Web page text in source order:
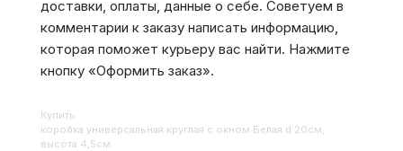
доставки, оплаты, данные о себе. Советуем в
комментарии к заказу написать информацию,
которая поможет курьеру вас найти. Нажмите
кнопку «Оформить заказ».
Купить
Коробка универсальная круглая с окном Белая d 20см,
высота 4,5см